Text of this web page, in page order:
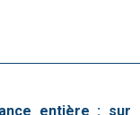
entière : sur